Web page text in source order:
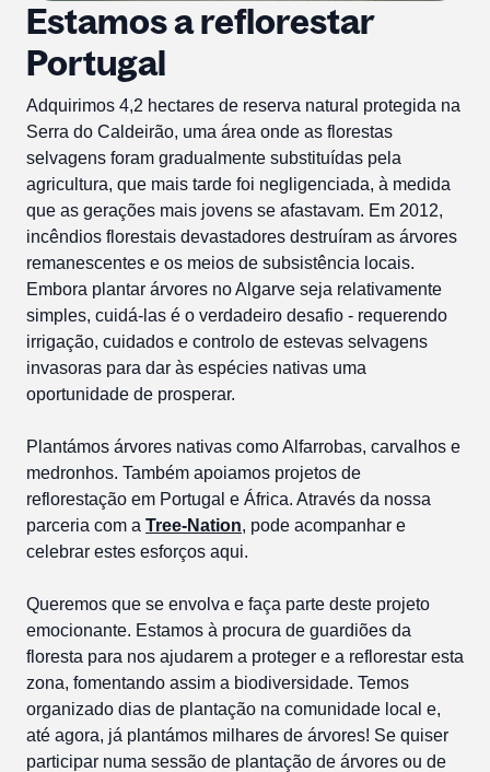
Estamos a reflorestar
Portugal
Adquirimos 4,2 hectares de reserva natural protegida na
Serra do Caldeirão, uma área onde as florestas
selvagens foram gradualmente substituídas pela
agricultura, que mais tarde foi negligenciada, à medida
que as gerações mais jovens se afastavam. Em 2012,
incêndios florestais devastadores destruíram as árvores
remanescentes e os meios de subsistência locais.
Embora plantar árvores no Algarve seja relativamente
simples, cuidá-las é o verdadeiro desafio - requerendo
irrigação, cuidados e controlo de estevas selvagens
invasoras para dar às espécies nativas uma
oportunidade de prosperar.
Plantámos árvores nativas como Alfarrobas, carvalhos e
medronhos. Também apoiamos projetos de
reflorestação em Portugal e África. Através da nossa
parceria com a Tree-Nation, pode acompanhar e
celebrar estes esforços aqui.
Queremos que se envolva e faça parte deste projeto
emocionante. Estamos à procura de guardiões da
floresta para nos ajudarem a proteger e a reflorestar esta
zona, fomentando assim a biodiversidade. Temos
organizado dias de plantação na comunidade local e,
até agora, já plantámos milhares de árvores! Se quiser
participar numa sessão de plantação de árvores ou de